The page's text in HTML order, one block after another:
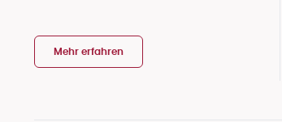
Mehr erfahren